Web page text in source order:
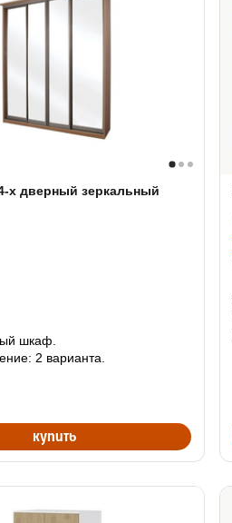
х дверный зеркальный
купить
шкаф.
2 варианта.